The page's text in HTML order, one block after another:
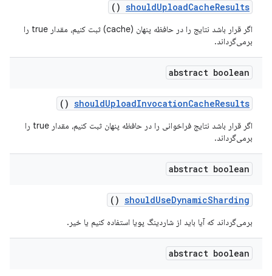
shouldUploadCacheResults
()
اگر قرار باشد نتایج را در حافظه پنهان (cache) ثبت کنیم، مقدار true را
برمی‌گرداند.
abstract boolean
shouldUploadInvocationCacheResults
()
اگر قرار باشد نتایج فراخوانی را در حافظه پنهان ثبت کنیم، مقدار true را
برمی‌گرداند.
abstract boolean
shouldUseDynamicSharding
()
برمی‌گرداند که آیا باید از شاردینگ پویا استفاده کنیم یا خیر.
abstract boolean